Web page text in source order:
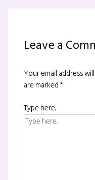
Leave a
Your email address
are marked*
Type here..